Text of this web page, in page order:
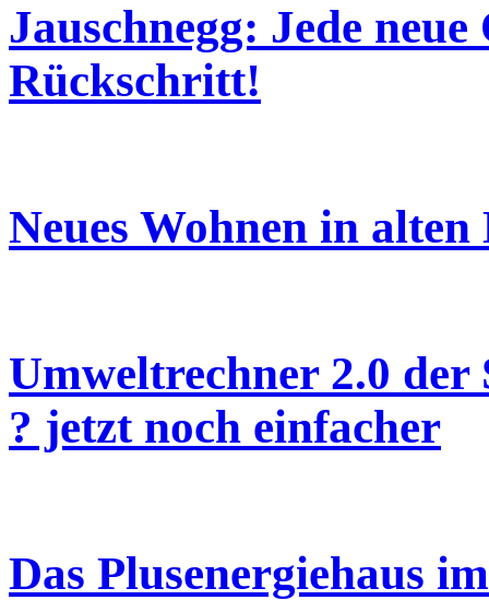
Jauschnegg: Jede
Rückschritt!
Neues Wohnen in
Umweltrechner 2.0
? jetzt noch einfacher
Das Plusenergiehaus